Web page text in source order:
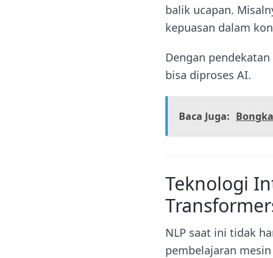
balik ucapan.
kepuasan dalam
Dengan
bisa diproses AI.
Baca Juga:
Teknologi
NLP saat ini tidak
pembelajaran